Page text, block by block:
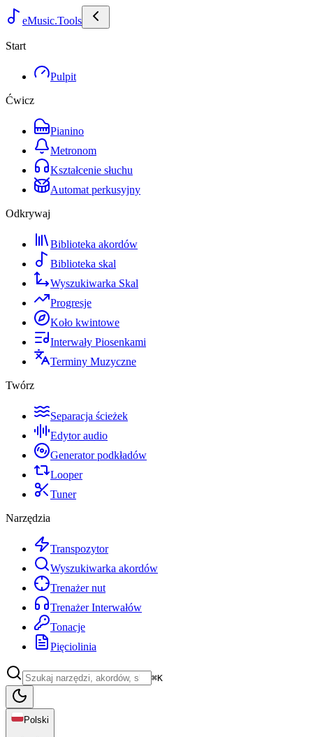
eMusic.Tools
Start
Pulpit
Ćwicz
Pianino
Metronom
Kształcenie słuchu
Automat perkusyjny
Odkrywaj
Biblioteka akordów
Biblioteka skal
Wyszukiwarka Skal
Progresje
Koło kwintowe
Interwały Piosenkami
Terminy Muzyczne
Twórz
Separacja ścieżek
Edytor audio
Generator podkładów
Looper
Tuner
Narzędzia
Transpozytor
Wyszukiwarka akordów
Trenażer nut
Trenażer Interwałów
Tonacje
Pięciolinia
⌘K
Polski